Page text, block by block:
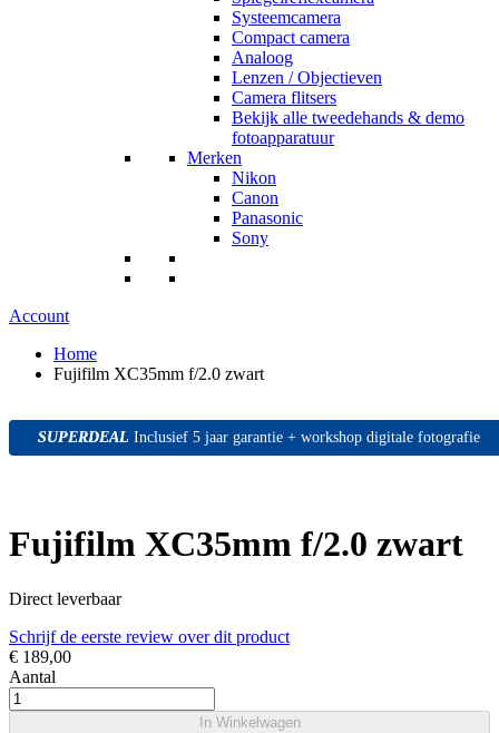
Systeemcamera
Compact camera
Analoog
Lenzen / Objectieven
Camera flitsers
Bekijk alle tweedehands & demo
fotoapparatuur
Merken
Nikon
Canon
Panasonic
Sony
Account
Home
Fujifilm XC35mm f/2.0 zwart
SUPERDEAL
SUPERDEAL
SUPERDEAL Inclusief 5 jaar garantie + workshop digitale fotografie
Fujifilm XC35mm f/2.0 zwart
Direct leverbaar
Schrijf de eerste review over dit product
€ 189,00
Aantal
In Winkelwagen